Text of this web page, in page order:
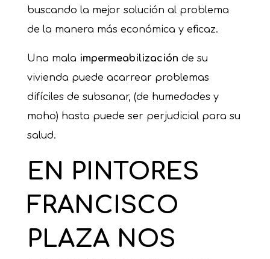
buscando la mejor solución al problema
de la manera más económica y eficaz.
Una mala impermeabilización de su
vivienda puede acarrear problemas
difíciles de subsanar, (de humedades y
moho) hasta puede ser perjudicial para su
salud.
EN PINTORES
FRANCISCO
PLAZA NOS